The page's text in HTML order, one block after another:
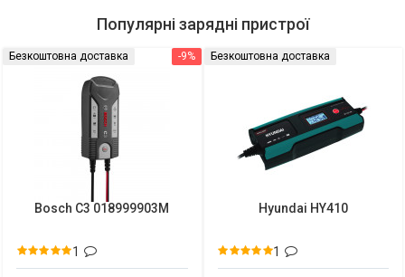
Популярні зарядні пристрої
-9%
Безкоштовна доставка
Bosch C3 018999903M
1
Безкоштовна доставка
Hyundai HY410
1